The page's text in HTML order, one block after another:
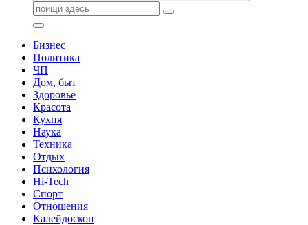
Поиск:
Бизнес
Политика
ЧП
Дом, быт
Здоровье
Красота
Кухня
Наука
Техника
Отдых
Психология
Hi-Tech
Спорт
Отношения
Калейдоскоп